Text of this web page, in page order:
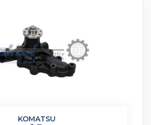
KOMATSU